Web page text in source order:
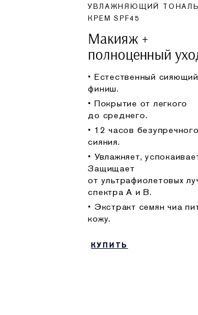
УВЛАЖНЯЮЩИЙ
КРЕМ SPF45
Макияж +
полноценный
• Естественный сияющий
финиш.
• Покрытие от легкого
до среднего.
• 12 часов безупречного
сияния.
• Увлажняет,
Защищает
от ультрафиолетовых
спектра A и B.
• Экстракт семян чиа
кожу.
КУПИТЬ